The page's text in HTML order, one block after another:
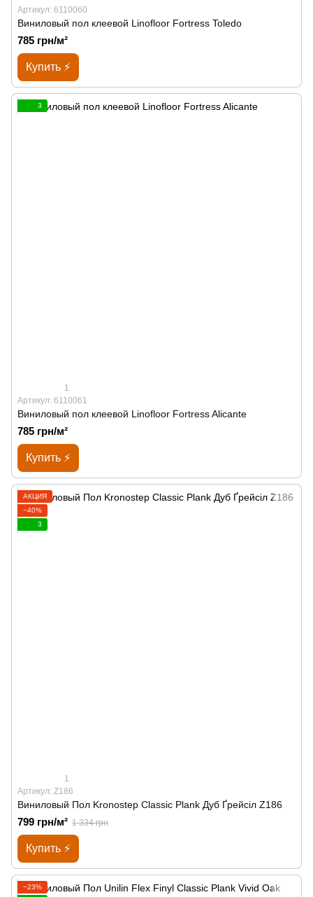
Артикул: 6110060
Виниловый пол клеевой Linofloor Fortress Toledo
785 грн/м²
Купить ⚡
3
1
Артикул: 6110061
Виниловый пол клеевой Linofloor Fortress Alicante
785 грн/м²
Купить ⚡
АКЦИЯ
−40%
3
1
Артикул: Z186
Виниловый Пол Kronostep Classic Plank Дуб Ґрейсіл Z186
799 грн/м² 1 334 грн
Купить ⚡
−23%